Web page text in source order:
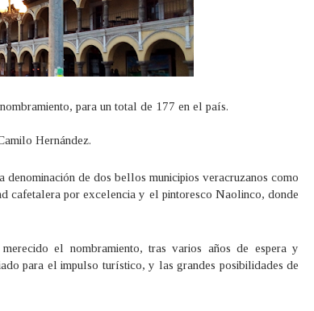
para un total de 177 en el país.
Hernández.
denominación de dos bellos municipios veracruzanos como
cafetalera por excelencia y el pintoresco Naolinco, donde
el nombramiento, tras varios años de espera y
para el impulso turístico, y las grandes posibilidades de